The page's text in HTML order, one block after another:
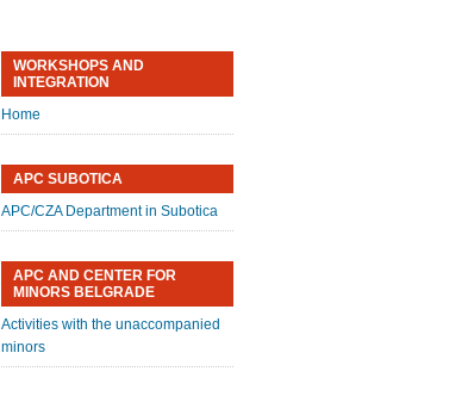
WORKSHOPS AND
INTEGRATION
Home
APC SUBOTICA
APC/CZA Department in Subotica
APC AND CENTER FOR
MINORS BELGRADE
Activities with the unaccompanied
minors